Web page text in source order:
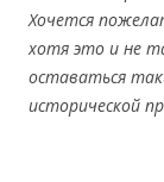
Хочется
хотя это и не
оставаться
исторической